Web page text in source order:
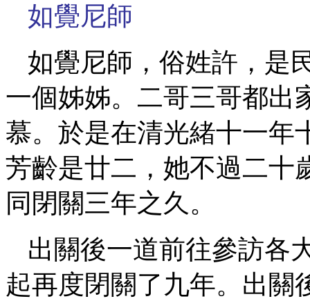
如覺尼師
如覺尼師，俗姓許，是
一個姊姊。二哥三哥都出
慕。於是在清光緒十一年
芳齡是廿二，她不過二十
同閉關三年之久。
出關後一道前往參訪各
起再度閉關了九年。出關